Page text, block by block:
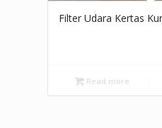
Filter Udara Kertas
Read more